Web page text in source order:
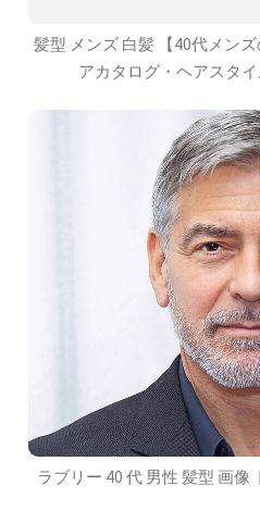
髪型 メンズ 白髪 【40代メン
アカタログ・ヘアスタイ
ラブリー 40 代 男性 髪型 画